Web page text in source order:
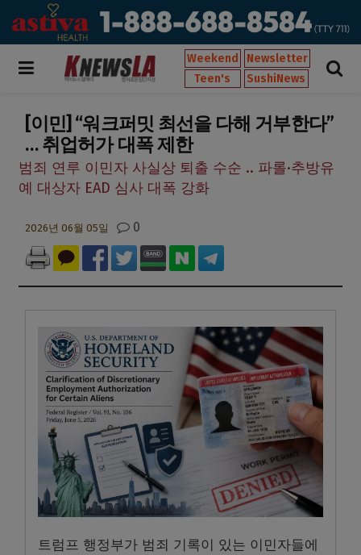
Weekend
Newsletter
Teen's
SushiNews
[이민] “워크퍼밋 최선을 다해 거부한다”
… 취업허가 대폭 제한
범죄 연루 이민자 사실상 퇴출 수순 .. 파롤·추방유
예 대상자 EAD 심사 대폭 강화
2026년 06월 05일 0
트럼프 행정부가 범죄 기록이 있는 이민자들에